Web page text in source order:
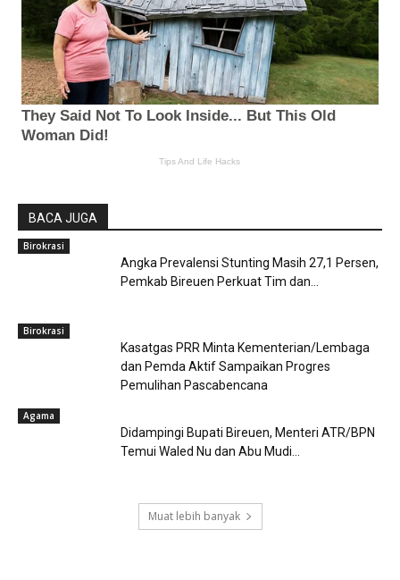
BACA JUGA
Birokrasi
Angka Prevalensi Stunting Masih 27,1 Persen,
Pemkab Bireuen Perkuat Tim dan...
Birokrasi
Kasatgas PRR Minta Kementerian/Lembaga
dan Pemda Aktif Sampaikan Progres
Pemulihan Pascabencana
Agama
Didampingi Bupati Bireuen, Menteri ATR/BPN
Temui Waled Nu dan Abu Mudi...
Muat lebih banyak